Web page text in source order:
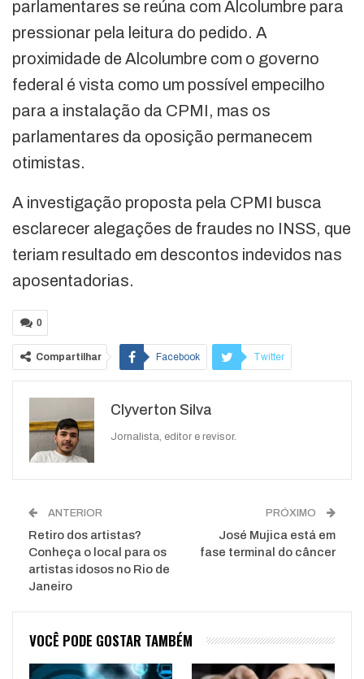
parlamentares se reúna com Alcolumbre para
pressionar pela leitura do pedido. A
proximidade de Alcolumbre com o governo
federal é vista como um possível empecilho
para a instalação da CPMI, mas os
parlamentares da oposição permanecem
otimistas.
A investigação proposta pela CPMI busca
esclarecer alegações de fraudes no INSS, que
teriam resultado em descontos indevidos nas
aposentadorias.
0
Compartilhar Facebook Twitter
WhatsApp
Clyverton Silva
Jornalista, editor e revisor.
ANTERIOR
Retiro dos artistas?
Conheça o local para os
artistas idosos no Rio de
Janeiro
PRÓXIMO
José Mujica está em
fase terminal do câncer
VOCÊ PODE GOSTAR TAMBÉM